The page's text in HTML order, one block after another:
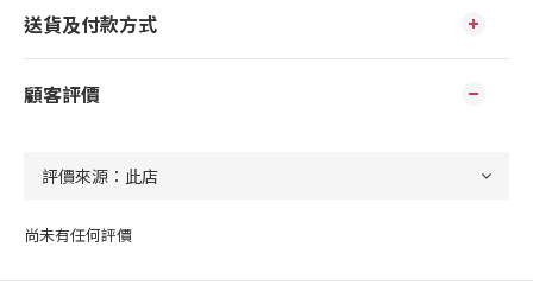
送貨及付款方式
顧客評價
尚未有任何評價